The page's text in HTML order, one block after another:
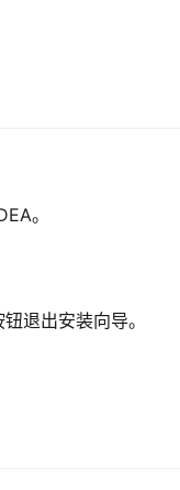
。
退出安装向导。